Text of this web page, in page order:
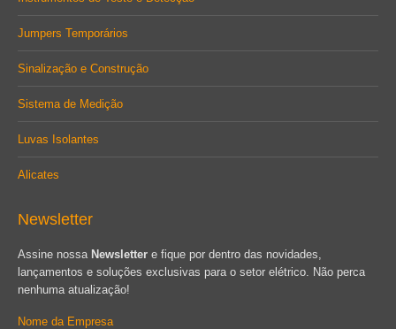
Jumpers Temporários
Sinalização e Construção
Sistema de Medição
Luvas Isolantes
Alicates
Newsletter
Assine nossa Newsletter e fique por dentro das novidades,
lançamentos e soluções exclusivas para o setor elétrico. Não perca
nenhuma atualização!
Nome da Empresa